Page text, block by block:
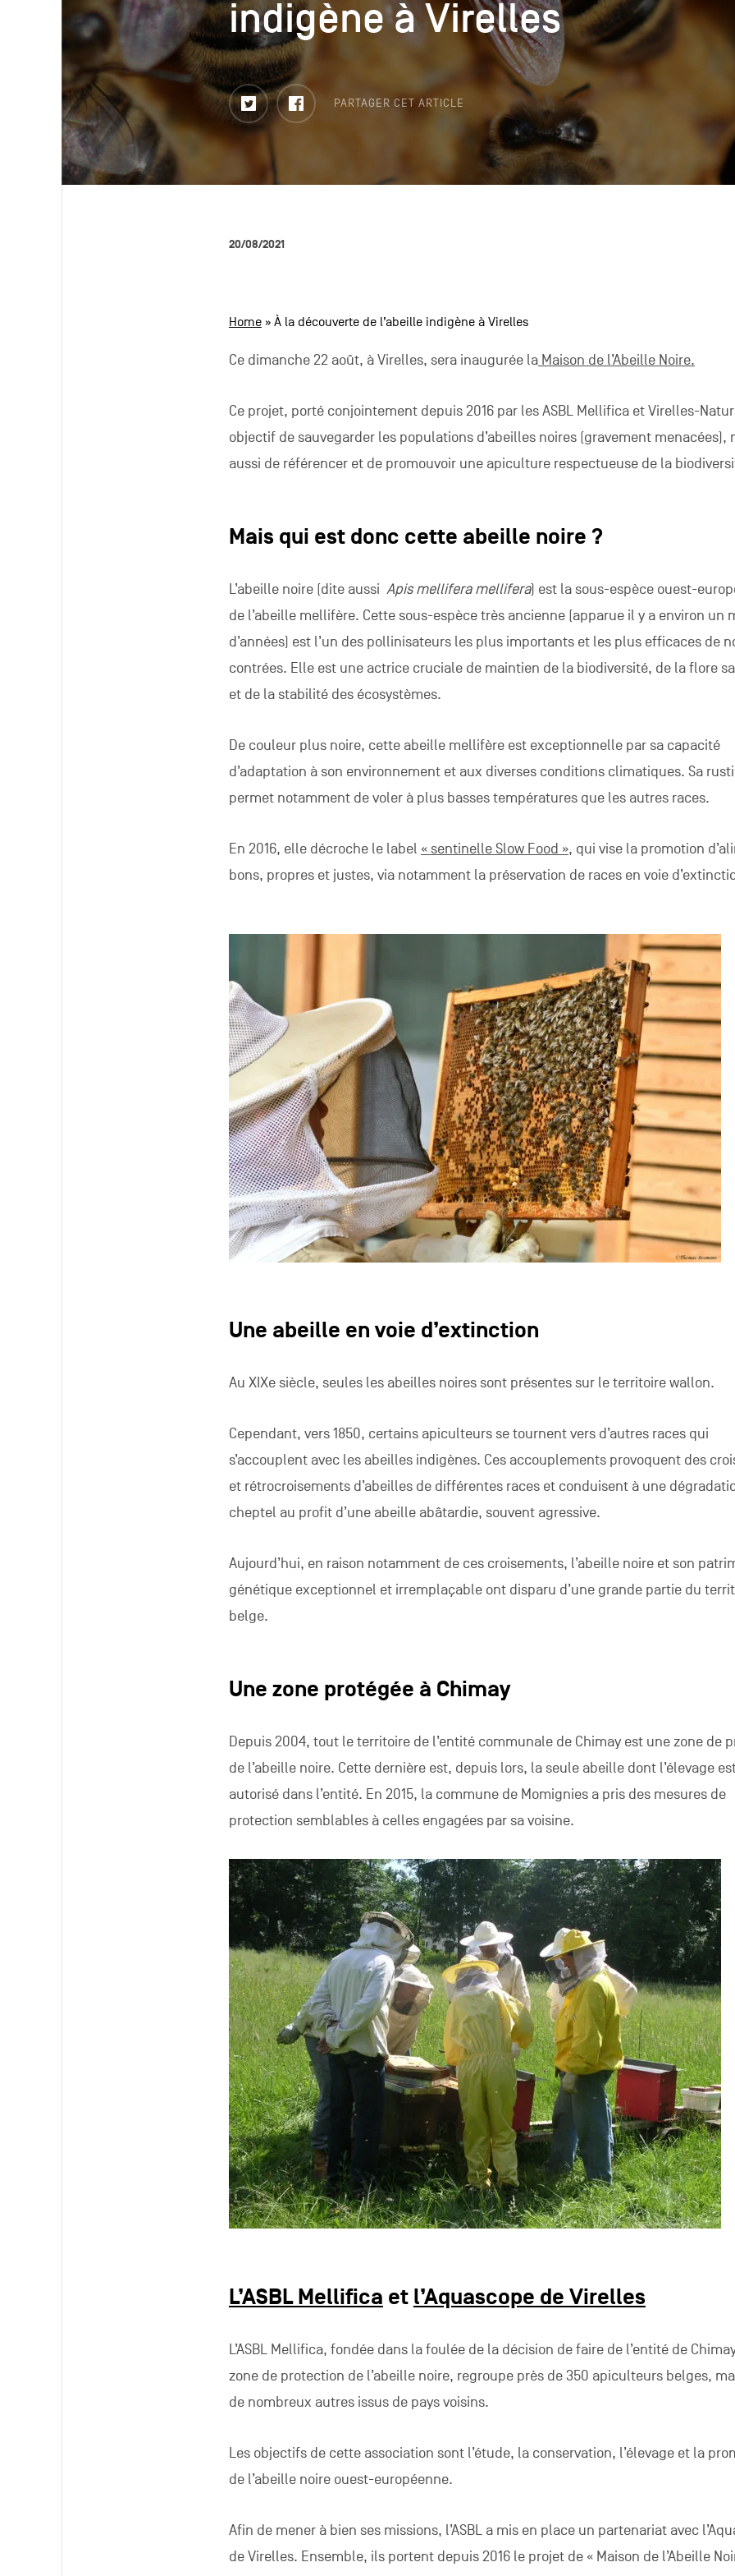
indigène à Virelles
PARTAGER CET ARTICLE
Twitter Facebook
indigène à Virelles
20/08/2021
Home» À la découverte de l’abeille indigène à Virelles
Ce dimanche 22 août, à Virelles, sera inaugurée laMaison de l’Abeille Noire.
Ce projet, porté conjointement depuis 2016 par les ASBL Mellifica et Virelles-
objectif de sauvegarder les populations d’abeilles noires (gravement menacées),
aussi de référencer et de promouvoir une apiculture respectueuse de la
Mais qui est donc cette abeille noire ?
L’abeille noire (dite aussi Apis mellifera mellifera) est la sous-espèce ouest-
de l’abeille mellifère. Cette sous-espèce très ancienne (apparue il y a environ un
d’années) est l’un des pollinisateurs les plus importants et les plus efficaces de
contrées. Elle est une actrice cruciale de maintien de la biodiversité, de la flore
et de la stabilité des écosystèmes.
De couleur plus noire, cette abeille mellifère est exceptionnelle par sa capacité
d’adaptation à son environnement et aux diverses conditions climatiques. Sa
permet notamment de voler à plus basses températures que les autres races.
En 2016, elle décroche le label « sentinelle Slow Food », qui vise la promotion
bons, propres et justes, via notamment la préservation de races en voie
Une abeille en voie d’extinction
Au XIXe siècle, seules les abeilles noires sont présentes sur le territoire wallon.
Cependant, vers 1850, certains apiculteurs se tournent vers d’autres races qui
s’accouplent avec les abeilles indigènes. Ces accouplements provoquent des
et rétrocroisements d’abeilles de différentes races et conduisent à une
cheptel au profit d’une abeille abâtardie, souvent agressive.
Aujourd’hui, en raison notamment de ces croisements, l’abeille noire et son
génétique exceptionnel et irremplaçable ont disparu d’une grande partie du
belge.
Une zone protégée à Chimay
Depuis 2004, tout le territoire de l’entité communale de Chimay est une zone de
de l’abeille noire. Cette dernière est, depuis lors, la seule abeille dont l’élevage
autorisé dans l’entité. En 2015, la commune de Momignies a pris des mesures de
protection semblables à celles engagées par sa voisine.
L’ASBL Mellifica et l’Aquascope de Virelles
L’ASBL Mellifica, fondée dans la foulée de la décision de faire de l’entité de
zone de protection de l’abeille noire, regroupe près de 350 apiculteurs belges,
de nombreux autres issus de pays voisins.
Les objectifs de cette association sont l’étude, la conservation, l’élevage et la
de l’abeille noire ouest-européenne.
Afin de mener à bien ses missions, l’ASBL a mis en place un partenariat avec
de Virelles. Ensemble, ils portent depuis 2016 le projet de « Maison de l’Abeille